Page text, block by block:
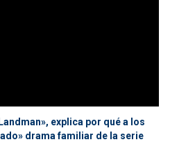
explica por qué a los
drama familiar de la serie